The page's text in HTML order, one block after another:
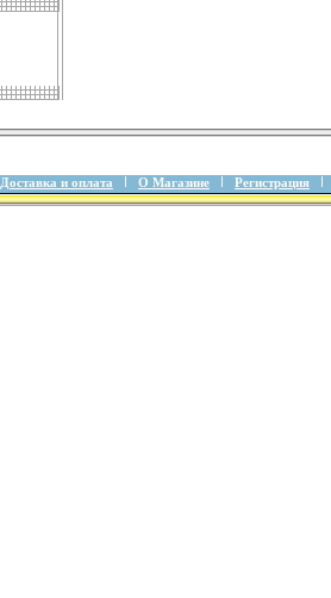
Доставка и оплата О Магазине Регистрация